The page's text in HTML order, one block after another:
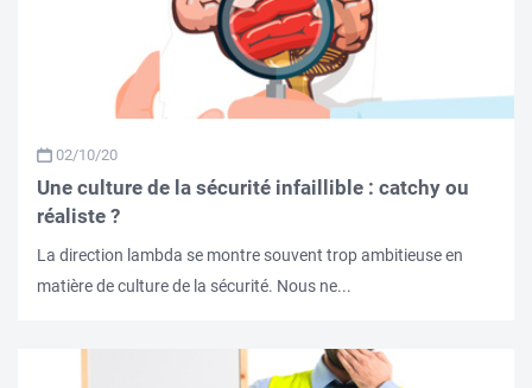
02/10/20
Une culture de la sécurité infaillible : catchy ou
réaliste ?
La direction lambda se montre souvent trop ambitieuse en
matière de culture de la sécurité. Nous ne...